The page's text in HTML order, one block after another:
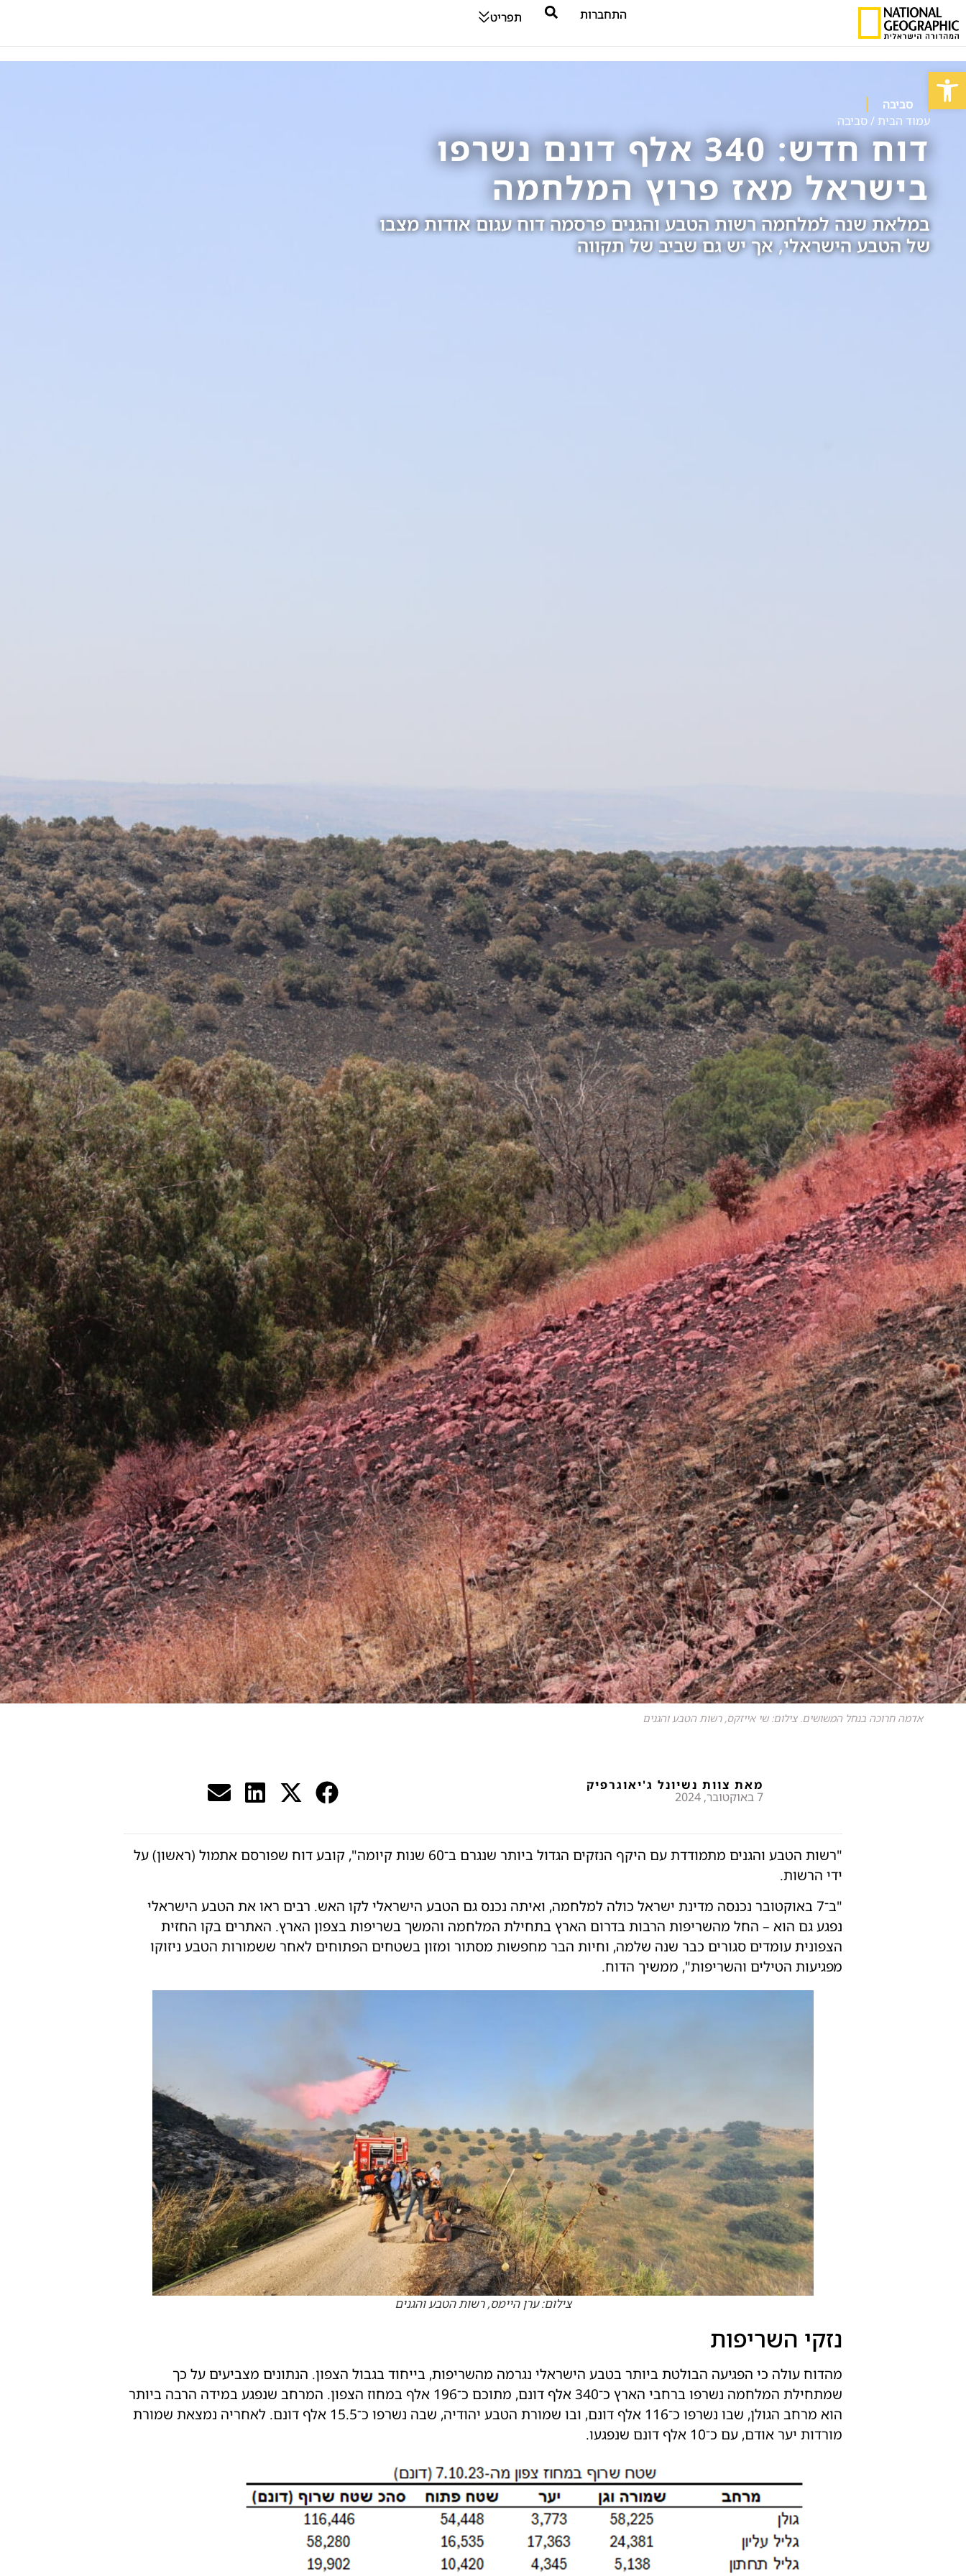
פתח סרגל נגישות
התחברות תפריט
סביבה
עמוד הבית /סביבה
דוח חדש: 340 אלף דונם נשרפו
בישראל מאז פרוץ המלחמה
במלאת שנה למלחמה רשות הטבע והגנים פרסמה דוח עגום אודות מצבו
של הטבע הישראלי, אך יש גם שביב של תקווה
אדמה חרוכה בנחל המשושים. צילום: שי אייזקס, רשות הטבע והגנים
מאת צוות נשיונל ג'יאוגרפיק
7 באוקטובר, 2024
"רשות הטבע והגנים מתמודדת עם היקף הנזקים הגדול ביותר שנגרם ב־60 שנות קיומה", קובע דוח שפורסם אתמול (ראשון) על
ידי הרשות.
"ב־7 באוקטובר נכנסה מדינת ישראל כולה למלחמה, ואיתה נכנס גם הטבע הישראלי לקו האש. רבים ראו את הטבע הישראלי
נפגע גם הוא – החל מהשריפות הרבות בדרום הארץ בתחילת המלחמה והמשך בשריפות בצפון הארץ. האתרים בקו החזית
הצפונית עומדים סגורים כבר שנה שלמה, וחיות הבר מחפשות מסתור ומזון בשטחים הפתוחים לאחר ששמורות הטבע ניזוקו
מפגיעות הטילים והשריפות", ממשיך הדוח.
צילום: ערן היימס, רשות הטבע והגנים
נזקי השריפות
מהדוח עולה כי הפגיעה הבולטת ביותר בטבע הישראלי נגרמה מהשריפות, בייחוד בגבול הצפון. הנתונים מצביעים על כך
שמתחילת המלחמה נשרפו ברחבי הארץ כ־340 אלף דונם, מתוכם כ־196 אלף במחוז הצפון. המרחב שנפגע במידה הרבה ביותר
הוא מרחב הגולן, שבו נשרפו כ־116 אלף דונם, ובו שמורת הטבע יהודיה, שבה נשרפו כ־15.5 אלף דונם. לאחריה נמצאת שמורת
מורדות יער אודם, עם כ־10 אלף דונם שנפגעו.